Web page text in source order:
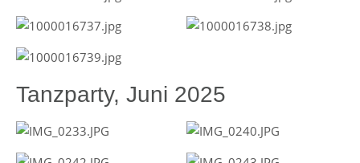
Tanzparty, Juni 2025